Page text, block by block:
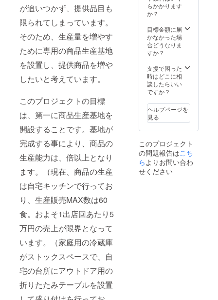
が追いつかず、提供品目も
限られてしまっています。
そのため、生産量を増やす
ために専用の商品生産基地
を設置し、提供商品を増や
したいと考えています。
このプロジェクトの目標
は、第一に商品生産基地を
開設することです。基地が
完成する事により、商品の
生産能力は、倍以上となり
ます。（現在、商品の生産
は自宅キッチンで行ってお
り、生産販売MAX数は60
食。およそ1出店回あたり5
万円の売上が限界となって
います。（家庭用の冷蔵庫
がストックスペースで、自
宅の台所にアウトドア用の
折りたたみテーブルを設置
PM6:00〜8:00
まで。 ＋
直接の御礼telさ
せて頂きます。
※2024年7月末、
チケット発送時
にお電話させて
頂きます。
（
目標30万円 ）
キッチンカー基
地、もしくは 隣
トランにて。
PM6:00〜8:00
まで。 ・支援者
様の交通費や滞
負担くださいま
す様、お願い致
します。 ・支援
者様との連絡方
ルでご連絡差し
上げます。
（
目標20万円 ）
らかかります
か？
目標金額に届
かなかった場
合どうなりま
すか？
支援で困った
時はどこに相
談したらいい
ですか？
ヘルプページを
見る
このプロジェクト
の問題報告はこち
ら よりお問い合わ
せください